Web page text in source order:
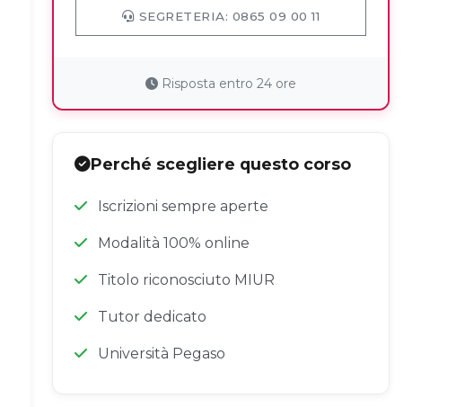
SEGRETERIA: 0865 09 00 11
Risposta entro 24 ore
Perché scegliere questo corso
Iscrizioni sempre aperte
Modalità 100% online
Titolo riconosciuto MIUR
Tutor dedicato
Università Pegaso